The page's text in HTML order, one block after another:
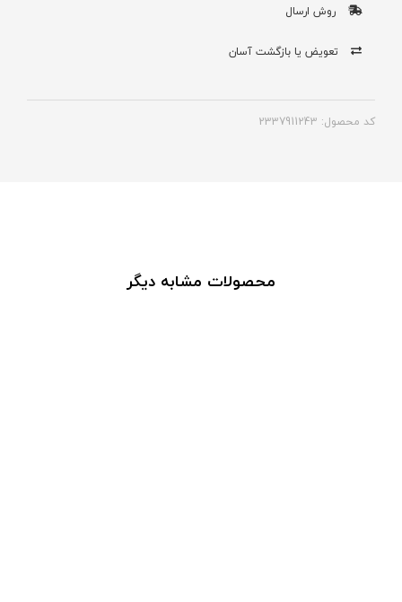
روش ارسال
تعویض یا بازگشت آسان
کد محصول: 2337911243
محصولات مشابه دیگر